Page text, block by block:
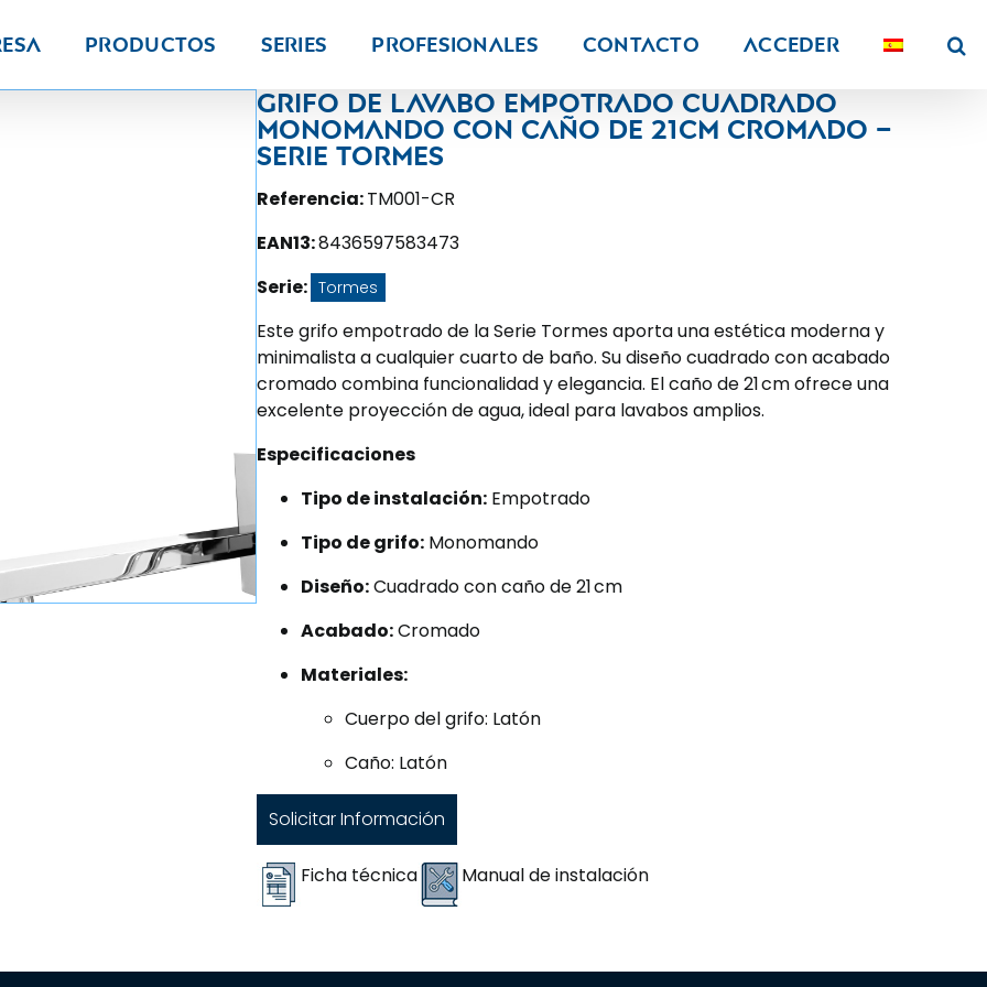
Productos Series PROFESIONALES Contacto Acceder
Grifo de lavabo empotrado cuadrado
monomando con caño de 21CM cromado –
Serie Tormes
Referencia:TM001-CR
EAN13:8436597583473
Serie: Tormes
Este grifo empotrado de la Serie Tormes aporta una estética moderna y
minimalista a cualquier cuarto de baño. Su diseño cuadrado con acabado
cromado combina funcionalidad y elegancia. El caño de 21 cm ofrece una
excelente proyección de agua, ideal para lavabos amplios.
Especificaciones
Tipo de instalación: Empotrado
Tipo de grifo: Monomando
Diseño:Cuadrado con caño de 21 cm
Acabado:Cromado
Materiales:
Cuerpo del grifo: Latón
Caño: Latón
Solicitar Información
Ficha técnica Manual de instalación